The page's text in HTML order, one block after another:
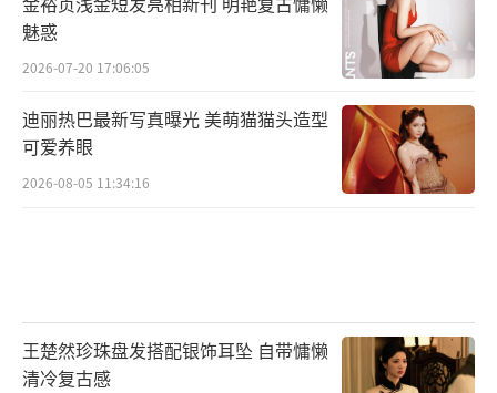
魅惑
2026-07-20 17:06:05
迪丽热巴最新写真曝光 美萌猫猫头造型
可爱养眼
2026-08-05 11:34:16
王楚然珍珠盘发搭配银饰耳坠 自带慵懒
清冷复古感